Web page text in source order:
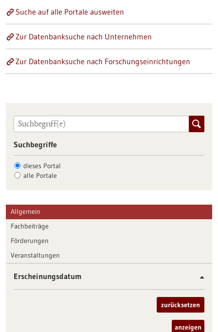
Suche auf alle Portale ausweiten
Zur Datenbanksuche nach Unternehmen
Zur Datenbanksuche nach Forschungseinrichtungen
Suchbegriffe
dieses Portal
alle Portale
Allgemein
Fachbeiträge
Förderungen
Veranstaltungen
Erscheinungsdatum
zurücksetzen
anzeigen